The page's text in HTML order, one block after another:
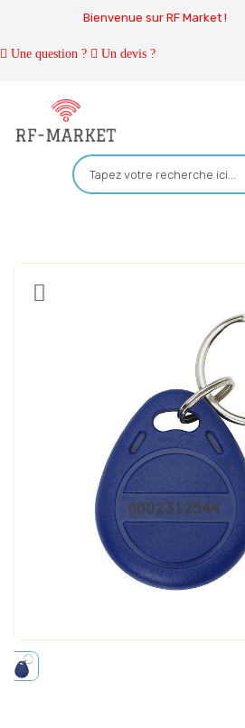
Bienvenue sur RF Market !
Une question ? Un devis ?